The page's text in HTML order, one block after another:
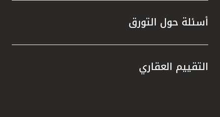
أسئلة حول التورق
التقييم العقاري